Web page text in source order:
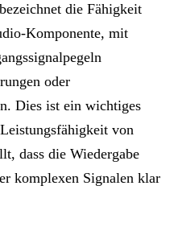
die Fähigkeit
Komponente, mit
oder
Dies ist ein wichtiges
von
dass die Wiedergabe
komplexen Signalen klar